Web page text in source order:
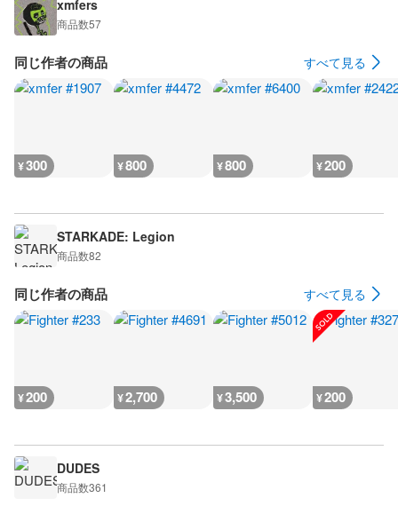
xmfers
商品数57
同じ作者の商品 すべて見る
¥300 ¥800 ¥800 ¥200
STARKADE: Legion
商品数82
同じ作者の商品 すべて見る
¥200 ¥2,700 ¥3,500 ¥200
DUDES
商品数361